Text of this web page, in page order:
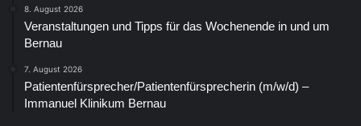
8. August 2026
Veranstaltungen und Tipps für das Wochenende in und um
Bernau
7. August 2026
Patientenfürsprecher/Patientenfürsprecherin (m/w/d) –
Immanuel Klinikum Bernau